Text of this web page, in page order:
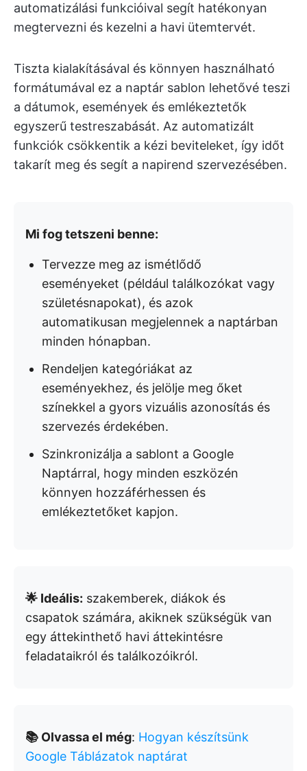
automatizálási funkcióival segít hatékonyan
megtervezni és kezelni a havi ütemtervét.
Tiszta kialakításával és könnyen használható
formátumával ez a naptár sablon lehetővé teszi
a dátumok, események és emlékeztetők
egyszerű testreszabását. Az automatizált
funkciók csökkentik a kézi beviteleket, így időt
takarít meg és segít a napirend szervezésében.
Mi fog tetszeni benne:
Tervezze meg az ismétlődő
eseményeket (például találkozókat vagy
születésnapokat), és azok
automatikusan megjelennek a naptárban
minden hónapban.
Rendeljen kategóriákat az
eseményekhez, és jelölje meg őket
színekkel a gyors vizuális azonosítás és
szervezés érdekében.
Szinkronizálja a sablont a Google
Naptárral, hogy minden eszközén
könnyen hozzáférhessen és
emlékeztetőket kapjon.
🌟 Ideális: szakemberek, diákok és
csapatok számára, akiknek szükségük van
egy áttekinthető havi áttekintésre
feladataikról és találkozóikról.
📚 Olvassa el még: Hogyan készítsünk
Google Táblázatok naptárat